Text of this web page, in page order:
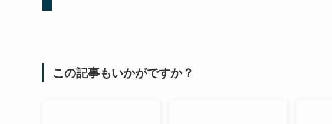
この記事もいかがですか？